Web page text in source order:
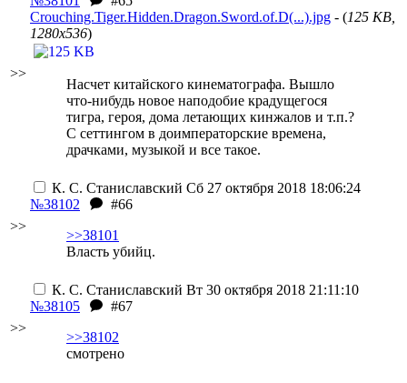
>>
Crouching.Tiger.Hidden.Dragon.Sword.of.D(...).jpg - (125 KB,
1280x536)
Насчет китайского кинематографа. Вышло
что-нибудь новое наподобие крадущегося
тигра, героя, дома летающих кинжалов и т.п.?
С сеттингом в доимпeраторские времена,
драчками, музыкой и все такое.
>>
К. С. Станиславский Сб 27 октября 2018 18:06:24
№38102
#66
>>38101
Власть убийц.
>>
К. С. Станиславский Вт 30 октября 2018 21:11:10
№38105
#67
>>38102
смотрено